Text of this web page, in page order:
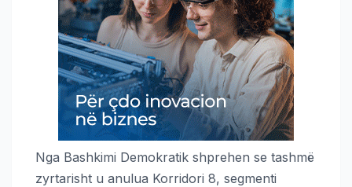
Nga Bashkimi Demokratik shprehen se tashmë
zyrtarisht u anulua Korridori 8, segmenti